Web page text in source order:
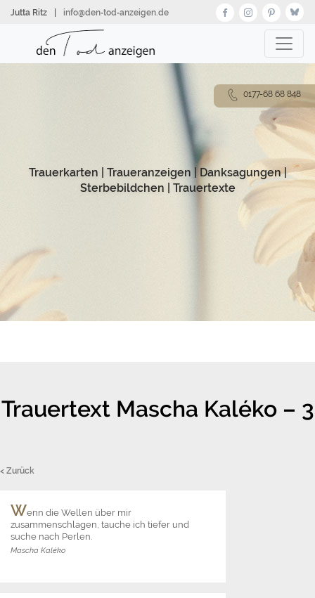
zumJutta Ritz info@den‑tod‑anzeigen.de
Trauerkarten Traueranzeigen |Danksagungen|
Sterbebildchen
Trauertexte
Trauertext Mascha Kaléko – 3
< Zurück
Wenn die Wellen über mir
zusammenschlagen, tauche ich tiefer und
suche nach Perlen.
Mascha Kaléko
0177-68 68 848